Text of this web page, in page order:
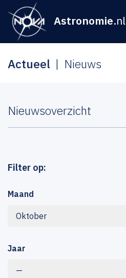
Astronomie.nl
Actueel Nieuws
Nieuwsoverzicht
Filter op:
Maand
Oktober
Jaar
—